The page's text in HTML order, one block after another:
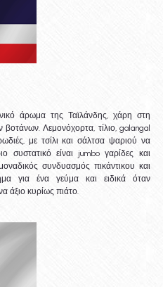
άρωμα της Ταϊλάνδης, χάρη στη
Λεμονόχορτα, τίλιο, galangal
με τσίλι και σάλτσα ψαριού να
είναι jumbo γαρίδες και
συνδυασμός πικάντικου και
για ένα γεύμα και ειδικά όταν
άξιο κυρίως πιάτο.